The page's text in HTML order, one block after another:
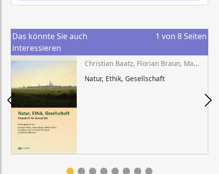
Das könnte Sie auch
interessieren
1 von 8 Seiten
Christian Baatz, Florian Braun, Martin Düchs, Kira Meyer, Karl Christoph Reinmuth, Moritz Riemann (Hg.)
Natur, Ethik, Gesellschaft